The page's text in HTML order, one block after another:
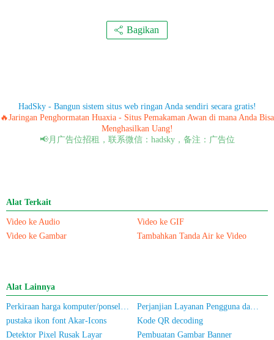
Bagikan
HadSky - Bangun sistem situs web ringan Anda sendiri secara gratis!
🔥Jaringan Penghormatan Huaxia - Situs Pemakaman Awan di mana Anda Bisa
Menghasilkan Uang!
📢月广告位招租，联系微信：hadsky，备注：广告位
Alat Terkait
Video ke Audio
Video ke GIF
Video ke Gambar
Tambahkan Tanda Air ke Video
Alat Lainnya
Perkiraan harga komputer/ponsel bekas
Perjanjian Layanan Pengguna dan Kebijakan Privasi
pustaka ikon font Akar-Icons
Kode QR decoding
Detektor Pixel Rusak Layar
Pembuatan Gambar Banner